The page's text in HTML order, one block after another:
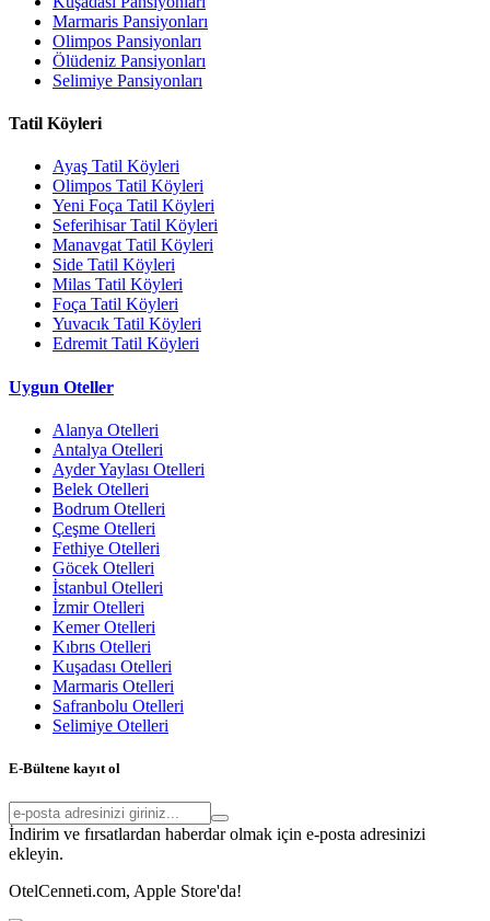
Marmaris Pansiyonları
Olimpos Pansiyonları
Ölüdeniz Pansiyonları
Selimiye Pansiyonları
Tatil Köyleri
Ayaş Tatil Köyleri
Olimpos Tatil Köyleri
Yeni Foça Tatil Köyleri
Seferihisar Tatil Köyleri
Manavgat Tatil Köyleri
Side Tatil Köyleri
Milas Tatil Köyleri
Foça Tatil Köyleri
Yuvacık Tatil Köyleri
Edremit Tatil Köyleri
Uygun Oteller
Alanya Otelleri
Antalya Otelleri
Ayder Yaylası Otelleri
Belek Otelleri
Bodrum Otelleri
Çeşme Otelleri
Fethiye Otelleri
Göcek Otelleri
İstanbul Otelleri
İzmir Otelleri
Kemer Otelleri
Kıbrıs Otelleri
Kuşadası Otelleri
Marmaris Otelleri
Safranbolu Otelleri
Selimiye Otelleri
E-Bültene kayıt ol
İndirim ve fırsatlardan haberdar olmak için e-posta adresinizi
ekleyin.
OtelCenneti.com, Apple Store'da!